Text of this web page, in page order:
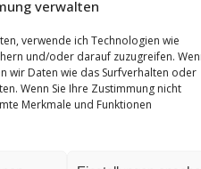
verwalten
verwende ich Technologien wie
und/oder darauf zuzugreifen.
wir Daten wie das Surfverhalten oder
Wenn Sie Ihre Zustimmung nicht
Merkmale und Funktionen
Dynamik.